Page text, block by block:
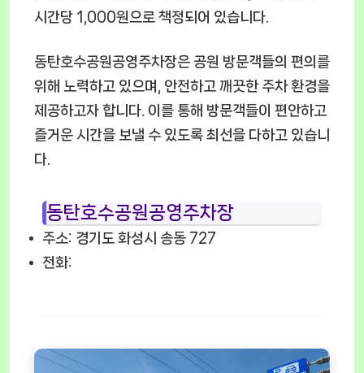
시간당 1,000원으로 책정되어 있습니다.
동탄호수공원공영주차장은 공원 방문객들의 편의를
위해 노력하고 있으며, 안전하고 깨끗한 주차 환경을
제공하고자 합니다. 이를 통해 방문객들이 편안하고
즐거운 시간을 보낼 수 있도록 최선을 다하고 있습니
다.
동탄호수공원공영주차장
주소: 경기도 화성시 송동 727
전화: